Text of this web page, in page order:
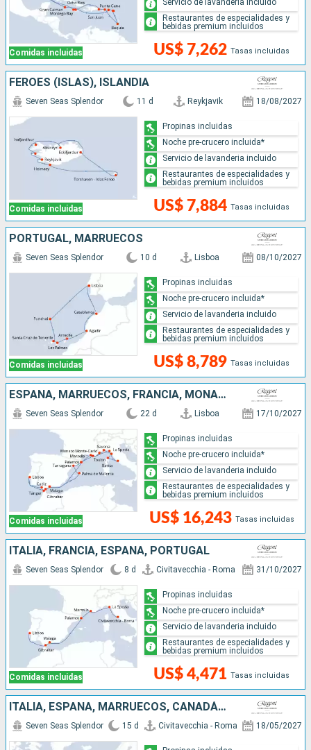
Comidas incluidas US$ 7,262 Tasas incluidas
Servicio de lavanderia incluido
Restaurantes de especialidades y
bebidas premium incluidos
FÉROES (ISLAS), ISLANDIA
Comidas incluidas
Seven Seas Splendor 11 d Reykjavik 18/08/2027
US$ 7,884 Tasas incluidas
Propinas incluidas
Noche pre-crucero incluida*
Servicio de lavanderia incluido
Restaurantes de especialidades y
bebidas premium incluidos
PORTUGAL, MARRUECOS
Comidas incluidas
Seven Seas Splendor 10 d Lisboa 08/10/2027
US$ 8,789 Tasas incluidas
Propinas incluidas
Noche pre-crucero incluida*
Servicio de lavanderia incluido
Restaurantes de especialidades y
bebidas premium incluidos
ESPAÑA, MARRUECOS, FRANCIA, MONACO, ITALIA, PORTUGAL
Comidas incluidas
Seven Seas Splendor 22 d Lisboa 17/10/2027
US$ 16,243 Tasas incluidas
Propinas incluidas
Noche pre-crucero incluida*
Servicio de lavanderia incluido
Restaurantes de especialidades y
bebidas premium incluidos
ITALIA, FRANCIA, ESPAÑA, PORTUGAL
Comidas incluidas
Seven Seas Splendor 8 d Civitavecchia - Roma 31/10/2027
US$ 4,471 Tasas incluidas
Propinas incluidas
Noche pre-crucero incluida*
Servicio de lavanderia incluido
Restaurantes de especialidades y
bebidas premium incluidos
ITALIA, ESPAÑA, MARRUECOS, CANADÁ, ESTADOS UNIDOS
Seven Seas Splendor 15 d Civitavecchia - Roma 18/05/2027